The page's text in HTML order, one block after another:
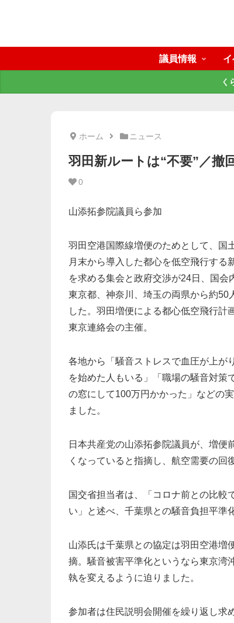
議員情報
く
ホーム ニュース
羽田新ルートは“不要”／撤
0
山添拓参院議員ら参加
羽田空港国際線増便のためとして、国
月末から導入した都心を低空飛行する
を求める集会と政府交渉が24日、国会
東京都、神奈川、埼玉の両県から約50
した。羽田増便による都心低空飛行計
東京連絡会の主催。
各地から「騒音ストレスで血圧が上が
を始めた人もいる」「職場の騒音対策
の窓にして100万円かかった」などの
ました。
日本共産党の山添拓参院議員が、増便
くなっていると指摘し、航空需要の回
国交省担当者は、「コロナ前との比較
い」と述べ、千葉県との騒音負担平準
山添氏は千葉県との協定は羽田空港増
摘。騒音被害平準化というなら東京湾
執を変えるように迫りました。
参加者は住民説明会開催を繰り返し求